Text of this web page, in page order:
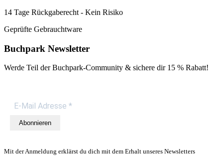
14 Tage Rückgaberecht - Kein Risiko
Geprüfte Gebrauchtware
Buchpark Newsletter
Werde Teil der Buchpark-Community & sichere dir 15 % Rabatt!
Abonnieren
Mit der Anmeldung erklärst du dich mit dem Erhalt unseres Newsletters